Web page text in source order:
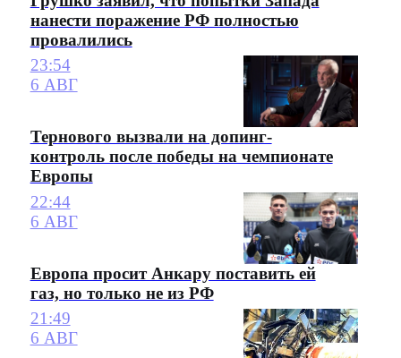
нанести поражение РФ полностью
провалились
23:54
6 АВГ
Тернового вызвали на допинг-
контроль после победы на чемпионате
Европы
22:44
6 АВГ
Европа просит Анкару поставить ей
газ, но только не из РФ
21:49
6 АВГ